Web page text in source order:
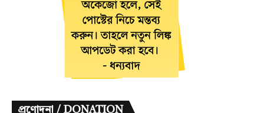
প্রণোদনা / DONATION